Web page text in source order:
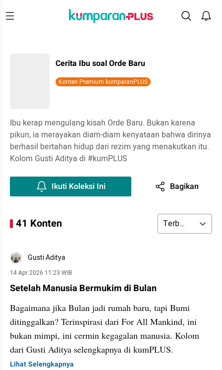
Cerita Ibu soal Orde Baru
Konten Premium kumparanPLUS
Ibu kerap mengulang kisah Orde Baru. Bukan karena
pikun, ia merayakan diam-diam kenyataan bahwa dirinya
berhasil bertahan hidup dari rezim yang menakutkan itu.
Kolom Gusti Aditya di #kumPLUS
Ikuti Koleksi Ini Bagikan
41 Konten Terbaru
Gusti Aditya
14 Apr 2026 11:23 WIB
Setelah Manusia Bermukim di Bulan
Bagaimana jika Bulan jadi rumah baru, tapi Bumi
ditinggalkan? Terinspirasi dari For All Mankind, ini
bukan mimpi, ini cermin kegagalan manusia. Kolom
dari Gusti Aditya selengkapnya di kumPLUS.
Lihat Selengkapnya